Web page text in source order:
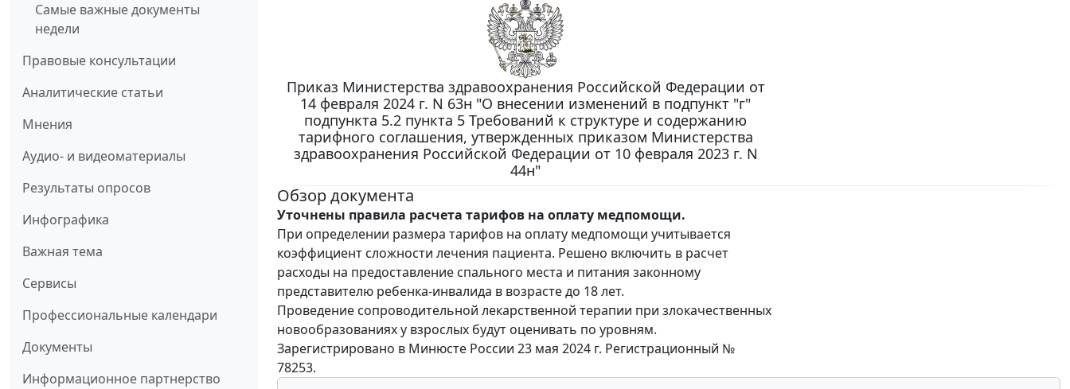
Самые важные документы
недели
Правовые консультации
Аналитические статьи
Мнения
Аудио- и видеоматериалы
Результаты опросов
Инфографика
Важная тема
Сервисы
Профессиональные календари
Документы
Информационное партнерство
Приказ Министерства здравоохранения Российской Федерации от
14 февраля 2024 г. N 63н "О внесении изменений в подпункт "г"
подпункта 5.2 пункта 5 Требований к структуре и содержанию
тарифного соглашения, утвержденных приказом Министерства
здравоохранения Российской Федерации от 10 февраля 2023 г. N
44н"
Обзор документа
Уточнены правила расчета тарифов на оплату медпомощи.
При определении размера тарифов на оплату медпомощи учитывается
коэффициент сложности лечения пациента. Решено включить в расчет
расходы на предоставление спального места и питания законному
представителю ребенка-инвалида в возрасте до 18 лет.
Проведение сопроводительной лекарственной терапии при злокачественных
новообразованиях у взрослых будут оценивать по уровням.
Зарегистрировано в Минюсте России 23 мая 2024 г. Регистрационный №
78253.